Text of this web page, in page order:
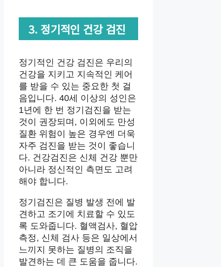
3. 정기적인 건강 검진
정기적인 건강 검진은 우리의
건강을 지키고 지속적인 케어
를 받을 수 있는 중요한 첫 걸
음입니다. 40세 이상의 성인은
1년에 한 번 정기검진을 받는
것이 권장되며, 이외에도 만성
질환 위험이 높은 경우엔 더욱
자주 검진을 받는 것이 좋습니
다. 건강검진은 신체 건강 뿐만
아니라 정신적인 측면도 고려
해야 합니다.
정기검진은 질병 발생 전에 발
견하고 조기에 치료할 수 있도
록 도와줍니다. 혈액검사, 혈압
측정, 신체 검사 등은 일상에서
느끼지 못하는 질병의 조직을
발견하는 데 큰 도움을 줍니다.